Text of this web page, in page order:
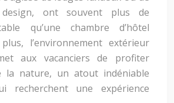
design, ont souvent plus de
qu’une chambre d’hôtel
l’environnement extérieur
aux vacanciers de profiter
la nature, un atout indéniable
recherchent une expérience